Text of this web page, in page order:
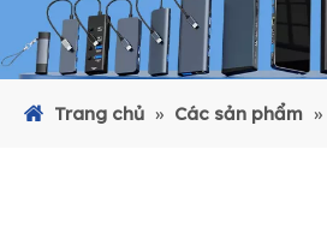
Trang chủ » Các sản phẩm »